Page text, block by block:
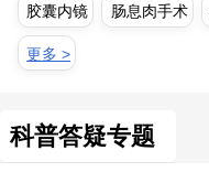
胶囊内镜 肠息肉手术
更多 >
科普答疑专题